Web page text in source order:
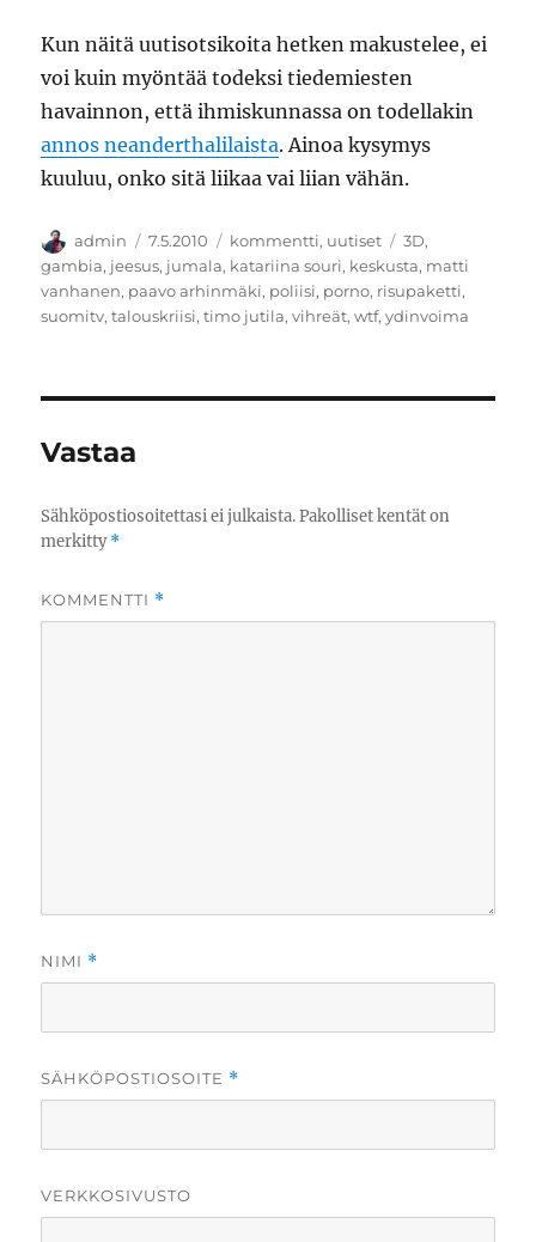
Kun näitä uutisotsikoita hetken makustelee, ei
voi kuin myöntää todeksi tiedemiesten
havainnon, että ihmiskunnassa on todellakin
annos neanderthalilaista. Ainoa kysymys
kuuluu, onko sitä liikaa vai liian vähän.
Kirjoittaja
admin Julkaistu
7.5.2010 Kategoriat
kommentti, uutiset Avainsanat
3D,
gambia, jeesus, jumala, katariina souri, keskusta, matti
vanhanen, paavo arhinmäki, poliisi, porno, risupaketti,
suomitv,talouskriisi,timo jutila,vihreät,wtf,ydinvoima
Vastaa
Sähköpostiosoitettasi ei julkaista. Pakolliset kentät on
merkitty*
KOMMENTTI *
NIMI *
SÄHKÖPOSTIOSOITE *
VERKKOSIVUSTO